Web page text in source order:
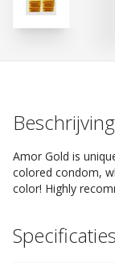
Beschrijving
Amor Gold is
colored condom,
color! Highly
Specificaties